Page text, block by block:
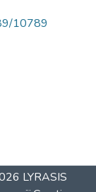
10789
LYRASIS